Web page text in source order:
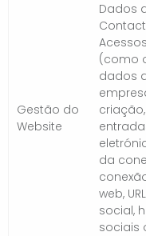
Gestão do
Website
Dados
(como
dados
da
web,
social,
sociais